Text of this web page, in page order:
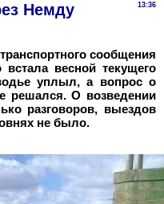
13:36
Немду
сообщения
весной текущего
уплыл, а вопрос о
решался. О возведении
разговоров, выездов
не было.